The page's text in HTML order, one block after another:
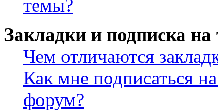
темы?
Закладки и подписка
Чем отличаются
Как мне подписаться
форум?